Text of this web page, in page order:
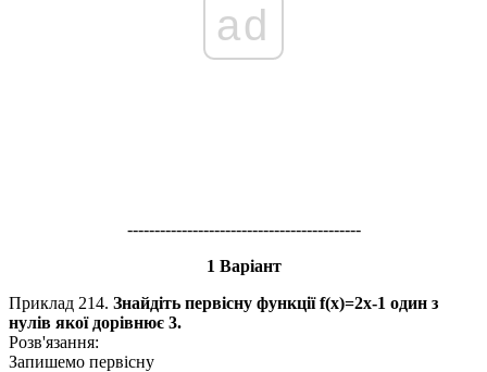
ad
-------------------------------------------
1 Варіант
Приклад 214. Знайдіть первісну функціїf(x)=2x-1 один з
нулів якої дорівнює 3.
Розв'язання:
Запишемо первісну